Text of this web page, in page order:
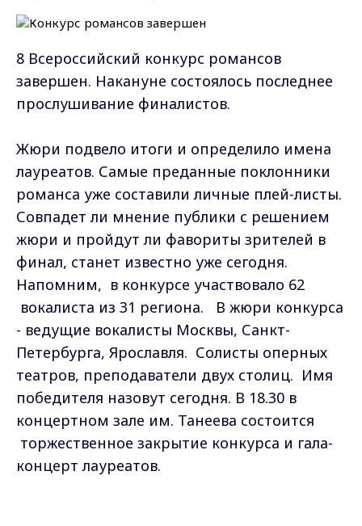
8 Всероссийский конкурс романсов
завершен. Накануне состоялось последнее
прослушивание финалистов.
Жюри подвело итоги и определило имена
лауреатов. Самые преданные поклонники
романса уже составили личные плей-листы.
Совпадет ли мнение публики с решением
жюри и пройдут ли фавориты зрителей в
финал, станет известно уже сегодня.
Напомним, в конкурсе участвовало 62
вокалиста из 31 региона. В жюри конкурса
- ведущие вокалисты Москвы, Санкт-
Петербурга, Ярославля. Солисты оперных
театров, преподаватели двух столиц. Имя
победителя назовут сегодня. В 18.30 в
концертном зале им. Танеева состоится
торжественное закрытие конкурса и гала-
концерт лауреатов.